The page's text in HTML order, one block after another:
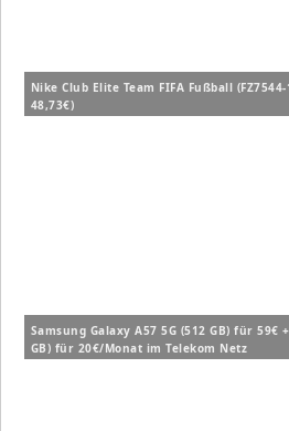
Nike Club Elite Team FIFA Fußball
48,73€)
Samsung Galaxy A57 5G (512 GB) für 59€
GB) für 20€/Monat im Telekom Netz